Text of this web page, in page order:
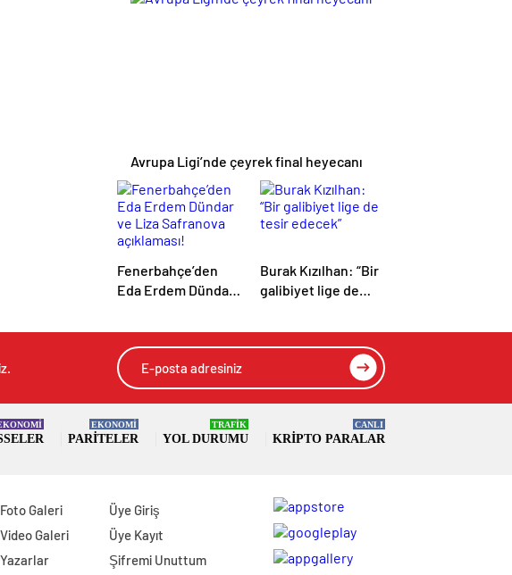
Avrupa Ligi’nde çeyrek final heyecanı
Fenerbahçe’den
Eda Erdem Dündar
açıklaması!
Burak Kızılhan: “Bir
galibiyet lige de
PARITELER
EKONOMİ
YOL DURUMU
TRAFİK
KRIPTO PARALAR
CANLI
Foto Galeri
Video Galeri
Yazarlar
Üye Giriş
Üye Kayıt
Şifremi Unuttum